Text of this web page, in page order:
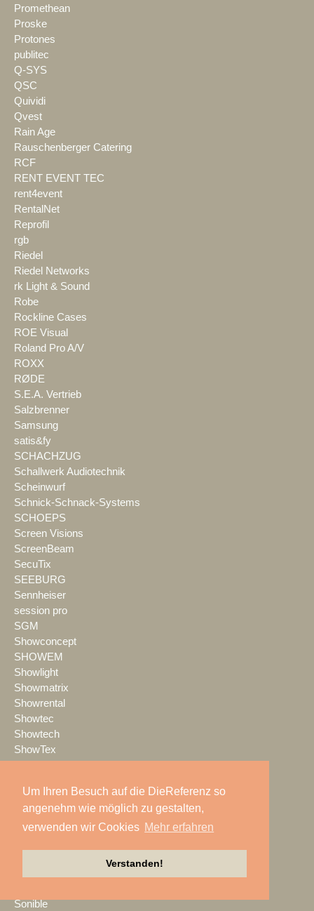
Um Ihren Besuch auf die DieReferenz so
angenehm wie möglich zu gestalten,
verwenden wir Cookies Mehr erfahren
Verstanden!
Promethean
Proske
Protones
publitec
Q-SYS
QSC
Quividi
Qvest
Rain Age
Rauschenberger Catering
RCF
RENT EVENT TEC
rent4event
RentalNet
Reprofil
rgb
Riedel
Riedel Networks
rk Light & Sound
Robe
Rockline Cases
ROE Visual
Roland Pro A/V
ROXX
RØDE
S.E.A. Vertrieb
Salzbrenner
Samsung
satis&fy
SCHACHZUG
Schallwerk Audiotechnik
Scheinwurf
Schnick-Schnack-Systems
SCHOEPS
Screen Visions
ScreenBeam
SecuTix
SEEBURG
Sennheiser
session pro
SGM
Showconcept
SHOWEM
Showlight
Showmatrix
Showrental
Showtec
Showtech
ShowTex
sld mediatec
SLS Eventservice
SMART
Sonible